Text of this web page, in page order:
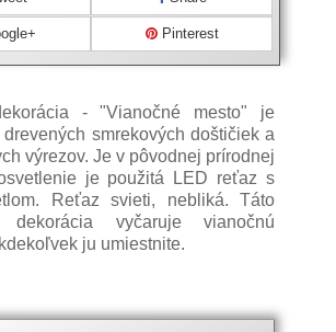
Pinterest
- "Vianočné mesto" je
smrekových doštičiek a
výrezov. Je v pôvodnej prírodnej
je použitá LED reťaz s
Reťaz svieti, nebliká. Táto
dekorácia vyčaruje vianočnú
ju umiestnite.